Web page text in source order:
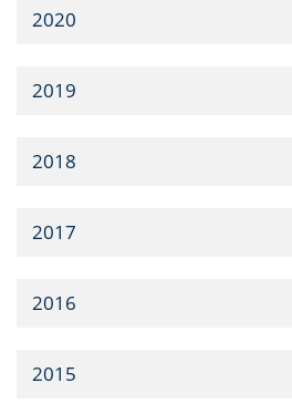
2020
2019
2018
2017
2016
2015